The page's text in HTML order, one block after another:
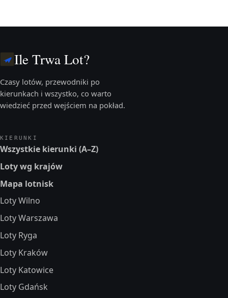
Ile Trwa Lot?
Czasy lotów, przewodniki po
kierunkach i wszystko, co warto
wiedzieć przed wejściem na pokład.
KIERUNKI
Wszystkie kierunki (A–Z)
Loty wg krajów
Mapa lotnisk
Loty Wilno
Loty Warszawa
Loty Ryga
Loty Kraków
Loty Katowice
Loty Gdańsk